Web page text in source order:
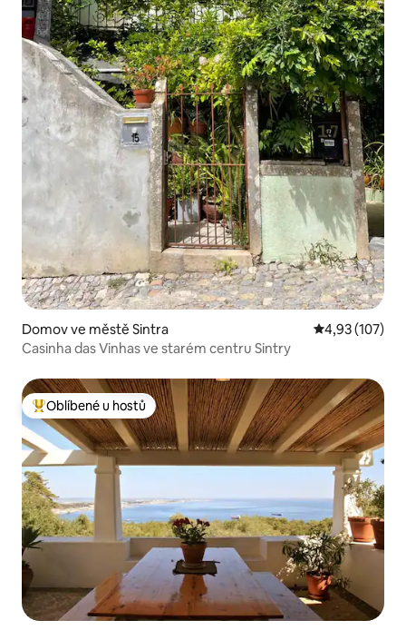
Domov ve městě Sintra Průměrné
4,93 (107)
Casinha das Vinhas ve starém centru Sintry
Nejlepší v kategorii Oblíbené u hostů
Oblíbené u hostů